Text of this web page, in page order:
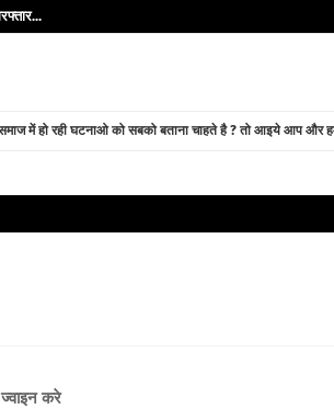
में हो रही घटनाओ को सबको बताना चाहते है ? तो आइये आप
करे